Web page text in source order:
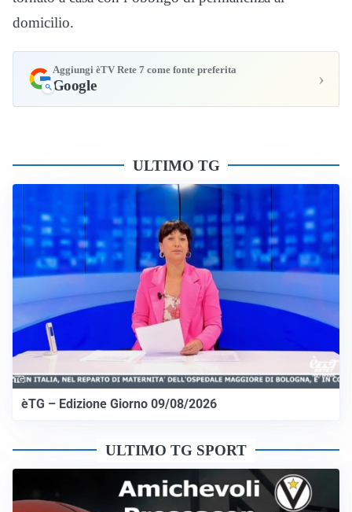
domicilio.
Aggiungi èTV Rete 7 come fonte preferita
Google ›
ULTIMO TG
èTG – Edizione Giorno 09/08/2026
ULTIMO TG SPORT